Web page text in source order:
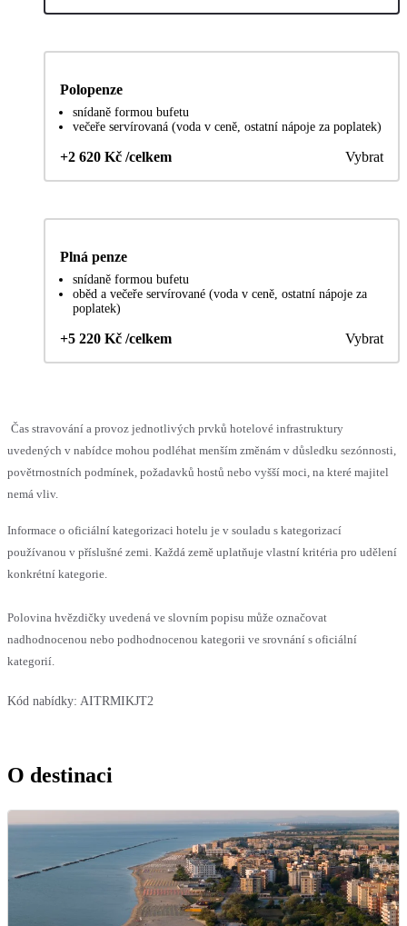
Polopenze
snídaně formou bufetu
večeře servírovaná (voda v ceně, ostatní nápoje za poplatek)
+2 620 Kč /celkem Vybrat
Plná penze
snídaně formou bufetu
oběd a večeře servírované (voda v ceně, ostatní nápoje za
poplatek)
+5 220 Kč /celkem Vybrat
Čas stravování a provoz jednotlivých prvků hotelové infrastruktury
uvedených v nabídce mohou podléhat menším změnám v důsledku sezónnosti,
povětrnostních podmínek, požadavků hostů nebo vyšší moci, na které majitel
nemá vliv.
Informace o oficiální kategorizaci hotelu je v souladu s kategorizací
používanou v příslušné zemi. Každá země uplatňuje vlastní kritéria pro udělení
konkrétní kategorie.
Polovina hvězdičky uvedená ve slovním popisu může označovat
nadhodnocenou nebo podhodnocenou kategorii ve srovnání s oficiální
kategorií.
Kód nabídky: AITRMIKJT2
O destinaci